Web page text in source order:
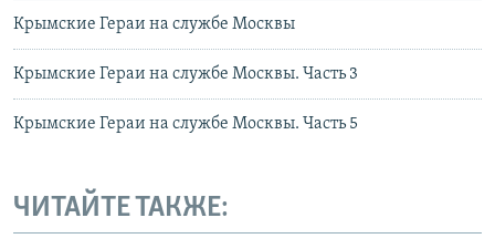
Крымские Гераи на службе Москвы
Крымские Гераи на службе Москвы. Часть 3
Крымские Гераи на службе Москвы. Часть 5
ЧИТАЙТЕ ТАКЖЕ: